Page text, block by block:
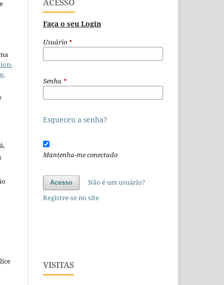
.
ACESSO
Faça o seu Login
Usuário *
Senha *
Esqueceu a senha?
Mantenha-me conectado
Acesso
Não é um usuário?
Registre-se no site
VISITAS